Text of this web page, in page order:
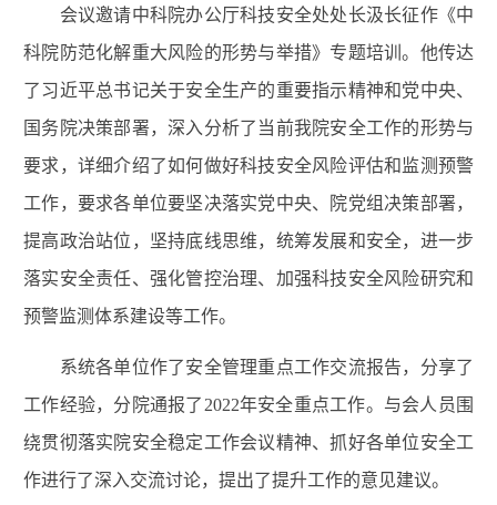
会议邀请中科院办公厅科技安全处处长汲长征作《中
科院防范化解重大风险的形势与举措》专题培训。他传达
了习近平总书记关于安全生产的重要指示精神和党中央、
国务院决策部署，深入分析了当前我院安全工作的形势与
要求，详细介绍了如何做好科技安全风险评估和监测预警
工作，要求各单位要坚决落实党中央、院党组决策部署，
提高政治站位，坚持底线思维，统筹发展和安全，进一步
落实安全责任、强化管控治理、加强科技安全风险研究和
预警监测体系建设等工作。
系统各单位作了安全管理重点工作交流报告，分享了
工作经验，分院通报了2022年安全重点工作。与会人员围
绕贯彻落实院安全稳定工作会议精神、抓好各单位安全工
作进行了深入交流讨论，提出了提升工作的意见建议。